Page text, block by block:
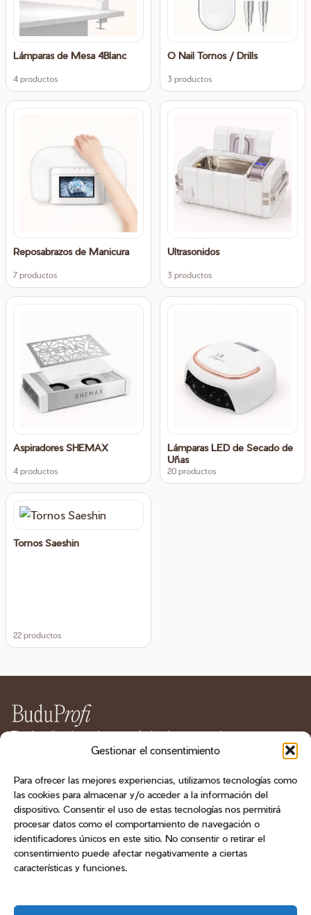
Gestionar el consentimiento
Para ofrecer las mejores experiencias, utilizamos tecnologías como
las cookies para almacenar y/o acceder a la información del
dispositivo. Consentir el uso de estas tecnologías nos permitirá
procesar datos como el comportamiento de navegación o
identificadores únicos en este sitio. No consentir o retirar el
consentimiento puede afectar negativamente a ciertas
características y funciones.
Lámparas de Mesa 4Blanc
4 productos
O Nail Tornos / Drills
3 productos
Reposabrazos de Manicura
7 productos
Ultrasonidos
3 productos
Aspiradores SHEMAX
4 productos
Lámparas LED de Secado de
Uñas
20 productos
Tornos Saeshin
22 productos
Tienda online de productos profesionales para manicura
y pedicura en España. Geles, esmaltes, bases, líquidos
CATÁLOGO
ATENCIÓN AL CLIENTE
CONTACTO
+34 603 470 905